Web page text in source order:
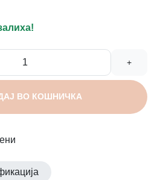
+
ВО КОШНИЧКА